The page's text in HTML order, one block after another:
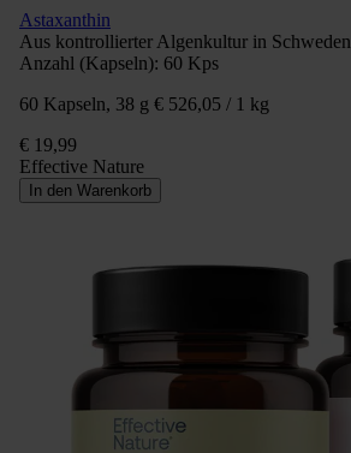
Astaxanthin
Aus kontrollierter Algenkultur in Schweden
Anzahl (Kapseln): 60 Kps
60 Kapseln, 38 g € 526,05 / 1 kg
€ 19,99
Effective Nature
In den Warenkorb